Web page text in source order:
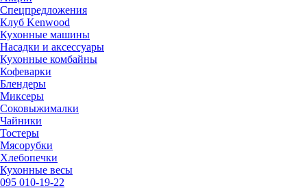
Спецпредложения
Клуб Kenwood
Кухонные машины
Насадки и аксессуары
Кухонные комбайны
Кофеварки
Блендеры
Миксеры
Соковыжималки
Чайники
Тостеры
Мясорубки
Хлебопечки
Кухонные весы
095 010-19-22